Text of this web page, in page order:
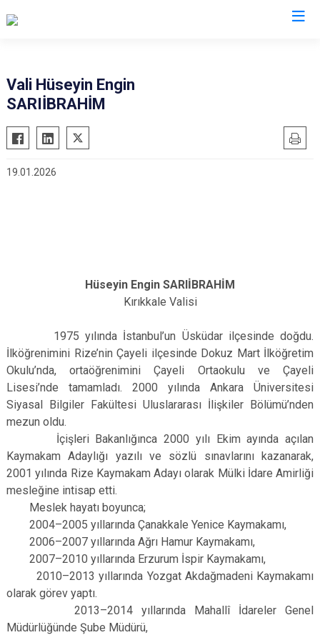
Vali Hüseyin Engin
SARIİBRAHİM
19.01.2026
Hüseyin Engin SARIİBRAHİM
Kırıkkale Valisi
1975 yılında İstanbul’un Üsküdar ilçesinde doğdu.
İlköğrenimini Rize’nin Çayeli ilçesinde Dokuz Mart İlköğretim
Okulu’nda, ortaöğrenimini Çayeli Ortaokulu ve Çayeli
Lisesi’nde tamamladı. 2000 yılında Ankara Üniversitesi
Siyasal Bilgiler Fakültesi Uluslararası İlişkiler Bölümü’nden
mezun oldu.
İçişleri Bakanlığınca 2000 yılı Ekim ayında açılan
Kaymakam Adaylığı yazılı ve sözlü sınavlarını kazanarak,
2001 yılında Rize Kaymakam Adayı olarak Mülki İdare Amirliği
mesleğine intisap etti.
Meslek hayatı boyunca;
2004–2005 yıllarında Çanakkale Yenice Kaymakamı,
2006–2007 yıllarında Ağrı Hamur Kaymakamı,
2007–2010 yıllarında Erzurum İspir Kaymakamı,
2010–2013 yıllarında Yozgat Akdağmadeni Kaymakamı
olarak görev yaptı.
2013–2014 yıllarında Mahallî İdareler Genel
Müdürlüğünde Şube Müdürü,